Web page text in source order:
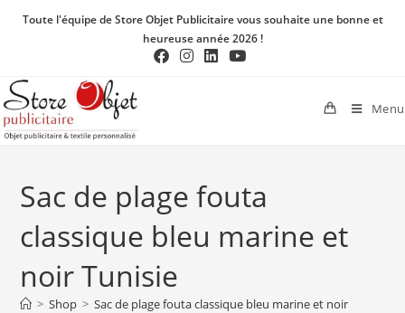
Toute l'équipe de Store Objet Publicitaire vous souhaite une bonne et
heureuse année 2026 !
Menu
Sac de plage fouta
classique bleu marine et
noir Tunisie
> Shop > Sac de plage fouta classique bleu marine et noir